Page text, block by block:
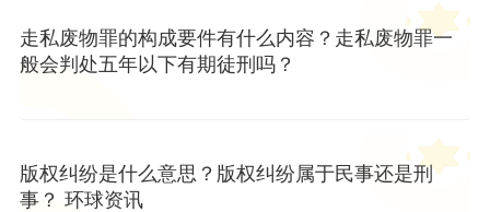
走私废物罪的构成要件有什么内容？走私废物罪一
般会判处五年以下有期徒刑吗？
版权纠纷是什么意思？版权纠纷属于民事还是刑
事？ 环球资讯